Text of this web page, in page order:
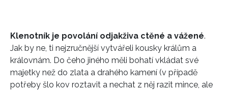
Klenotník je povolání odjakživa ctěné a vážené.
Jak by ne, ti nejzručnější vytvářeli kousky králům a
královnám. Do čeho jiného měli bohatí vkládat své
majetky než do zlata a drahého kamení (v případě
potřeby šlo kov roztavit a nechat z něj razit mince, ale